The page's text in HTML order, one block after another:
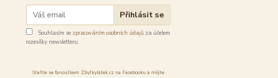
Přihlásit se
Souhlasím se zpracováním osobních údajů za účelem
rozesílky newsletteru.
Staňte se fanouškem Zbytkylátek.cz na Facebooku a mějte